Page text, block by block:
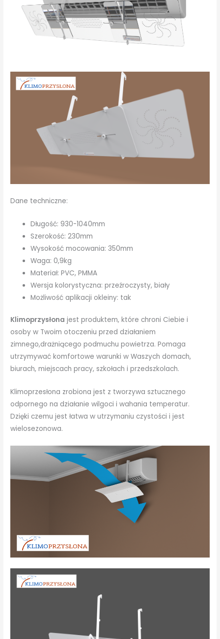
Dane techniczne:
Długość: 930-1040mm
Szerokość: 230mm
Wysokość mocowania: 350mm
Waga: 0,9kg
Materiał: PVC, PMMA
Wersja kolorystyczna: przeźroczysty, biały
Możliwość aplikacji okleiny: tak
Klimoprzysłona jest produktem, które chroni Ciebie i
osoby w Twoim otoczeniu przed działaniem
zimnego,drażniącego podmuchu powietrza. Pomaga
utrzymywać komfortowe warunki w Waszych domach,
biurach, miejscach pracy, szkołach i przedszkolach.
Klimoprzesłona zrobiona jest z tworzywa sztucznego
odpornego na działanie wilgoci i wahania temperatur.
Dzięki czemu jest łatwa w utrzymaniu czystości i jest
wielosezonowa.